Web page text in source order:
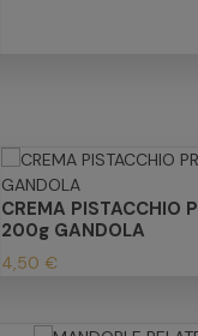
CREMA PISTACCHIO
200g GANDOLA
4,50 €